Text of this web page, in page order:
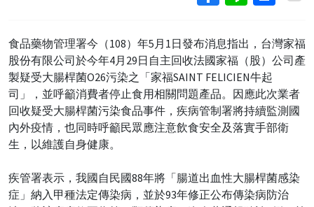
食品藥物管理署今（108）年5月1日發布消息指出，台灣家福
股份有限公司於今年4月29日自主回收法國家福（股）公司產
製疑受大腸桿菌O26污染之「家福SAINT FELICIEN牛起
司」，並呼籲消費者停止食用相關問題產品。因應此次業者
回收疑受大腸桿菌污染食品事件，疾病管制署將持續監測國
內外疫情，也同時呼籲民眾應注意飲食安全及落實手部衛
生，以維護自身健康。
疾管署表示，我國自民國88年將「腸道出血性大腸桿菌感染
症」納入甲種法定傳染病，並於93年修正公布傳染病防治